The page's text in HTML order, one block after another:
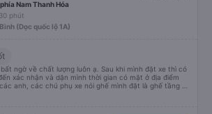
Nam Thanh Hóa
phút
(Dọc quốc lộ 1A)
ngờ về chất lượng luôn ạ. Sau khi mình đặt xe thì có
xác nhận và dặn mình thời gian có mặt ở địa điểm
anh, các chú phụ xe nói ghế mình đặt là ghế tầng 2
mn vẫn cho mình nằm tầng 1. Đêm đang ngủ thì